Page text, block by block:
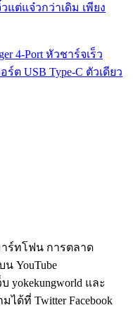
แต่แจ๋วกว่าเดิม เพียง
4-Port หัวชาร์จเร็ว
USB Type-C ตัวเดียว
าร์ทโฟน การตลาด
YouTube
yokekungworld และ
ได้ที่ Twitter Facebook